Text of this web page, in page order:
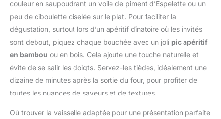
lorsqu'elle est frite
EMBALLAGE
pas de désordre dans la
cuisine, Aide à maintenir
la fraîcheur du produit
inoxydable 304 de
qualité alimentaire de
haute qualité, en silicone
et en plastiques de haute
et durable, Haute
résistance à la rouille,
Bords lisses et lave-
Cadeau idéal: Cadeau
efficacement le
glissement,poche à
douille au design épaissi
et convient aux douilles à
douille,douilles à bille,etc.
🥝Emballage &
taille:Emballé avec 100
mesure 30 x 20 cm,vous
couleur en saupoudrant un voile de piment d’Espelette ou un
peu de ciboulette ciselée sur le plat. Pour faciliter la
dégustation, surtout lors d’un apéritif dînatoire où les invités
sont debout, piquez chaque bouchée avec un joli pic apéritif
en bambou ou en bois. Cela ajoute une touche naturelle et
évite de se salir les doigts. Servez-les tièdes, idéalement une
dizaine de minutes après la sortie du four, pour profiter de
toutes les nuances de saveurs et de textures.
Où trouver la vaisselle adaptée pour une présentation parfaite